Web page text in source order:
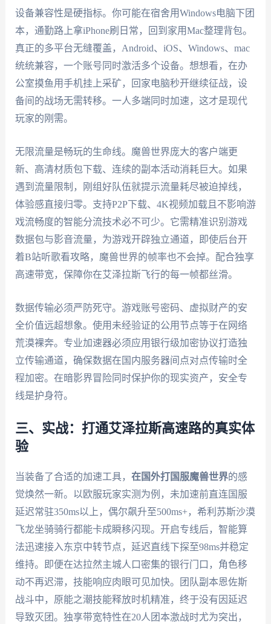
设备兼容性是硬指标。你可能在宿舍用Windows电脑下团
本，通勤路上拿iPhone刷日常，回到家用Mac整理背包。
真正的多平台无缝覆盖，Android、iOS、Windows、mac
统统兼容，一个账号同时激活多个设备。想想看，在办
公室摸鱼用手机挂上采矿，回家电脑秒开继续征战，设
备间的战场无需转移。一人多端同时加速，这才是现代
玩家的刚需。
无限流量是畅玩的生命线。魔兽世界庞大的客户端更
新、高清材质包下载、连续的副本活动消耗巨大。如果
遇到流量限制，刚组好队伍就提示流量耗尽被迫掉线，
体验感直接归零。支持P2P下载、4K视频加载且不影响游
戏流畅度的智能分流技术必不可少。它需精准识别游戏
数据包与影音流量，为游戏开辟独立通道，即使后台开
着B站听歌看攻略，魔兽世界的帧率也不会掉。配合独享
高速带宽，保障你在艾泽拉斯飞行的每一帧都丝滑。
数据传输必须严防死守。游戏账号密码、虚拟财产的安
全价值远超想象。使用未经验证的公用节点等于在网络
荒漠裸奔。专业加速器必须应用银行级加密协议打造独
立传输通道，确保数据在国内服务器间点对点传输时全
程加密。在暗影界冒险同时保护你的现实资产，安全专
线是护身符。
三、实战：打通艾泽拉斯高速路的真实体
验
当装备了合适的加速工具， 在国外打国服魔兽世界的感
觉焕然一新。以欧服玩家实测为例，未加速前直连国服
延迟常驻350ms以上，偶尔飙升至500ms+，希利苏斯沙漠
飞龙坐骑骑行都能卡成瞬移闪现。开启专线后，智能算
法迅速接入东京中转节点，延迟直线下探至98ms并稳定
维持。即便在达拉然主城人口密集的银行门口，角色移
动不再迟滞，技能响应肉眼可见加快。团队副本恩佐斯
战斗中，原能之潮技能释放时机精准，终于没有因延迟
导致灭团。独享带宽特性在20人团本激战时尤为突出，